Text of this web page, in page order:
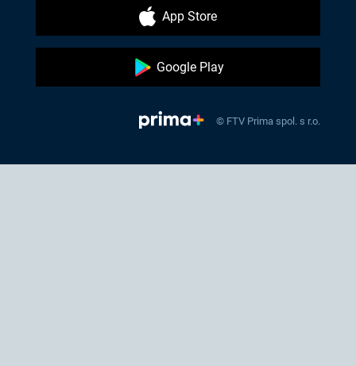
App Store
Google Play
© FTV Prima spol. s r.o.